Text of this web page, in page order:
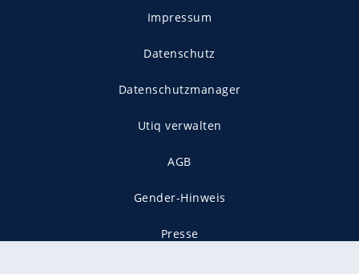
Impressum
Datenschutz
Datenschutzmanager
Utiq verwalten
AGB
Gender-Hinweis
Presse